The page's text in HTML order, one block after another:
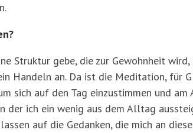
Struktur gebe, die zur Gewohnheit
Handeln an. Da ist die Meditation, für
sich auf den Tag einzustimmen und am
der ich ein wenig aus dem Alltag
auf die Gedanken, die mich an